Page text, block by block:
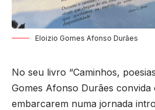
Eloizio Gomes Afonso Durães
No seu livro “Caminhos,
Gomes Afonso Durães convida
embarcarem numa jornada